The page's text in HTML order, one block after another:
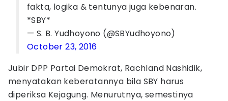
fakta, logika & tentunya juga kebenaran.
*SBY*
— S. B. Yudhoyono (@SBYudhoyono)
October 23, 2016
Jubir DPP Partai Demokrat, Rachland Nashidik,
menyatakan keberatannya bila SBY harus
diperiksa Kejagung. Menurutnya, semestinya